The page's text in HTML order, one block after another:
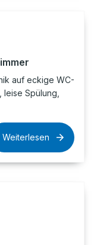
auf eckige WC-
Spülung,
Weiterlesen